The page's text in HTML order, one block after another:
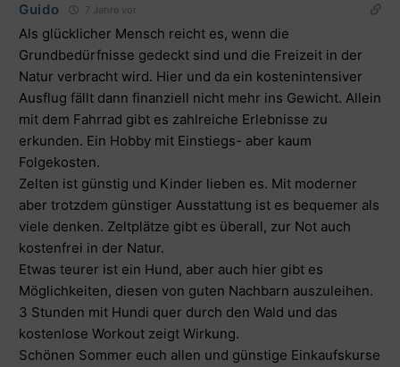
Guido 7 Jahre vor
Als glücklicher Mensch reicht es, wenn die
Grundbedürfnisse gedeckt sind und die Freizeit in der
Natur verbracht wird. Hier und da ein kostenintensiver
Ausflug fällt dann finanziell nicht mehr ins Gewicht. Allein
mit dem Fahrrad gibt es zahlreiche Erlebnisse zu
erkunden. Ein Hobby mit Einstiegs- aber kaum
Folgekosten.
Zelten ist günstig und Kinder lieben es. Mit moderner
aber trotzdem günstiger Ausstattung ist es bequemer als
viele denken. Zeltplätze gibt es überall, zur Not auch
kostenfrei in der Natur.
Etwas teurer ist ein Hund, aber auch hier gibt es
Möglichkeiten, diesen von guten Nachbarn auszuleihen.
3 Stunden mit Hundi quer durch den Wald und das
kostenlose Workout zeigt Wirkung.
Schönen Sommer euch allen und günstige Einkaufskurse